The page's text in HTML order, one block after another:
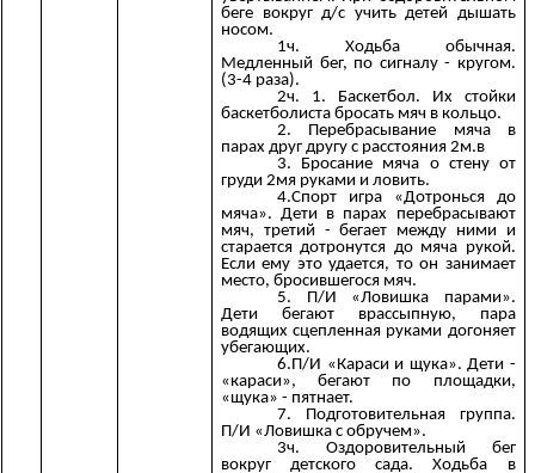
беге вокруг д/с учить детей дышать
носом.
1ч. Ходьба обычная.
Медленный бег, по сигналу - кругом.
(3-4 раза).
2ч. 1. Баскетбол. Их стойки
баскетболиста бросать мяч в кольцо.
2. Перебрасывание мяча в
парах друг другу с расстояния 2м.в
3. Бросание мяча о стену от
груди 2мя руками и ловить.
4.Спорт игра «Дотронься до
мяча». Дети в парах перебрасывают
мяч, третий - бегает между ними и
старается дотронутся до мяча рукой.
Если ему это удается, то он занимает
место, бросившегося мяч.
5. П/И «Ловишка парами».
Дети бегают врассыпную, пара
водящих сцепленная руками догоняет
убегающих.
6.П/И «Караси и щука». Дети -
«караси», бегают по площадки,
«щука» - пятнает.
7. Подготовительная группа.
П/И «Ловишка с обручем».
3ч. Оздоровительный бег
вокруг детского сада. Ходьба в